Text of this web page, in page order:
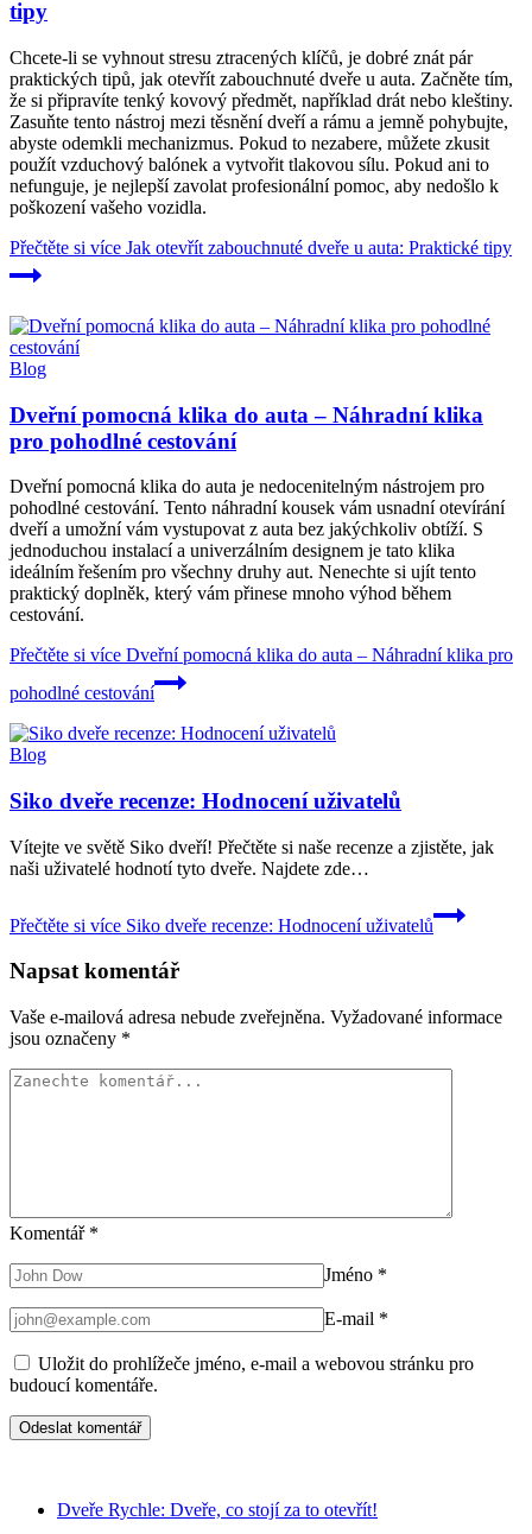
tipy
Chcete-li se vyhnout stresu ztracených klíčů, je dobré znát pár
praktických tipů, jak otevřít zabouchnuté dveře u auta. Začněte tím,
že si připravíte tenký kovový předmět, například drát nebo kleštiny.
Zasuňte tento nástroj mezi těsnění dveří a rámu a jemně pohybujte,
abyste odemkli mechanizmus. Pokud to nezabere, můžete zkusit
použít vzduchový balónek a vytvořit tlakovou sílu. Pokud ani to
nefunguje, je nejlepší zavolat profesionální pomoc, aby nedošlo k
poškození vašeho vozidla.
Přečtěte si více Jak otevřít zabouchnuté dveře u auta: Praktické tipy
Blog
Dveřní pomocná klika do auta – Náhradní klika
pro pohodlné cestování
Dveřní pomocná klika do auta je nedocenitelným nástrojem pro
pohodlné cestování. Tento náhradní kousek vám usnadní otevírání
dveří a umožní vám vystupovat z auta bez jakýchkoliv obtíží. S
jednoduchou instalací a univerzálním designem je tato klika
ideálním řešením pro všechny druhy aut. Nenechte si ujít tento
praktický doplněk, který vám přinese mnoho výhod během
cestování.
Přečtěte si více Dveřní pomocná klika do auta – Náhradní klika pro
pohodlné cestování
Blog
Siko dveře recenze: Hodnocení uživatelů
Vítejte ve světě Siko dveří! Přečtěte si naše recenze a zjistěte, jak
naši uživatelé hodnotí tyto dveře. Najdete zde…
Přečtěte si více Siko dveře recenze: Hodnocení uživatelů
Napsat komentář
Vaše e-mailová adresa nebude zveřejněna. Vyžadované informace
jsou označeny *
Komentář *
Jméno *
E-mail *
Uložit do prohlížeče jméno, e-mail a webovou stránku pro
budoucí komentáře.
Dveře Rychle: Dveře, co stojí za to otevřít!